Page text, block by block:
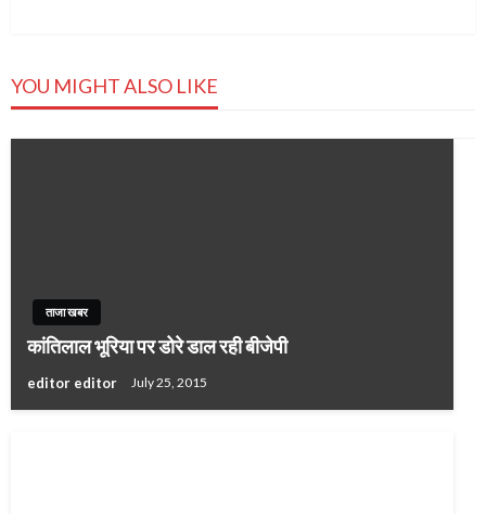
YOU MIGHT ALSO LIKE
ताजा खबर
कांतिलाल भूरिया पर डोरे डाल रही बीजेपी
editor editor July 25, 2015